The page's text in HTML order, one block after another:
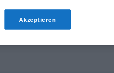
Akzeptieren